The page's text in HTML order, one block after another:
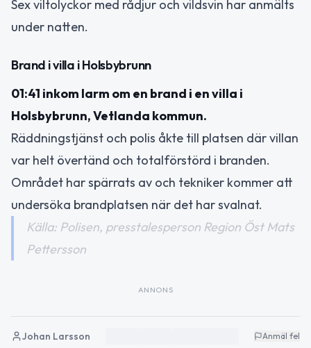
Sex viltolyckor med rådjur och vildsvin har anmälts
under natten.
Brand i villa i Holsbybrunn
01:41 inkom larm om en brand i en villa i
Holsbybrunn, Vetlanda kommun.
Räddningstjänst och polis åkte till platsen där villan
var helt övertänd och totalförstörd i branden.
Området har spärrats av och tekniker kommer att
undersöka brandplatsen när det har svalnat.
Källa: Polisen, presstalesperson Region Öst Mats
Pettersson
ANNONS
Johan Larsson Anmäl fel